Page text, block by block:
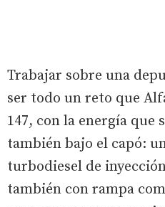
Trabajar sobre una
ser todo un reto que
147, con la energía que
también bajo el capó:
turbodiesel de
también con rampa